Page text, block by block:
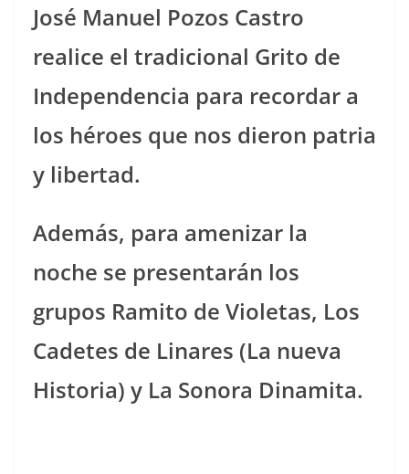
José Manuel Pozos Castro
realice el tradicional Grito de
Independencia para recordar a
los héroes que nos dieron patria
y libertad.
Además, para amenizar la
noche se presentarán los
grupos Ramito de Violetas, Los
Cadetes de Linares (La nueva
Historia) y La Sonora Dinamita.